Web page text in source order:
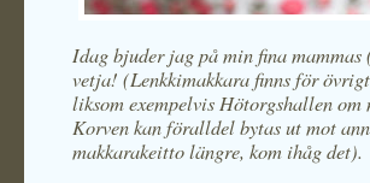
Idag bjuder jag på min fina
vetja! (Lenkkimakkara finns för
liksom exempelvis Hötorgshallen
Korven kan föralldel bytas ut mot
makkarakeitto längre, kom ihåg det).